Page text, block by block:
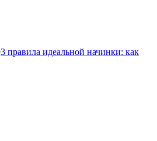
3 правила идеальной начинки: как